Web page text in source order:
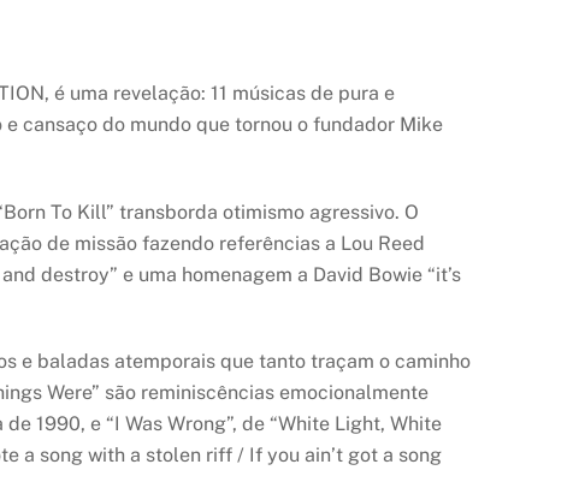
é uma revelação: 11 músicas de pura e
cansaço do mundo que tornou o fundador Mike
To Kill” transborda otimismo agressivo. O
de missão fazendo referências a Lou Reed
destroy” e uma homenagem a David Bowie “it’s
e baladas atemporais que tanto traçam o caminho
Were” são reminiscências emocionalmente
1990, e “I Was Wrong”, de “White Light, White
a song with a stolen riff / If you ain’t got a song